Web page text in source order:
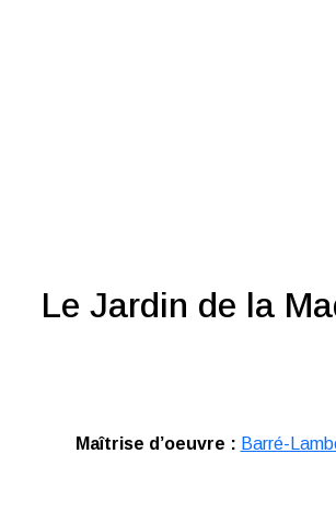
Le Jardin de la
Maîtrise d’oeuvre : Barré-